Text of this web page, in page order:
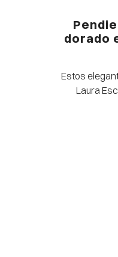
dorado
Estos
Laura